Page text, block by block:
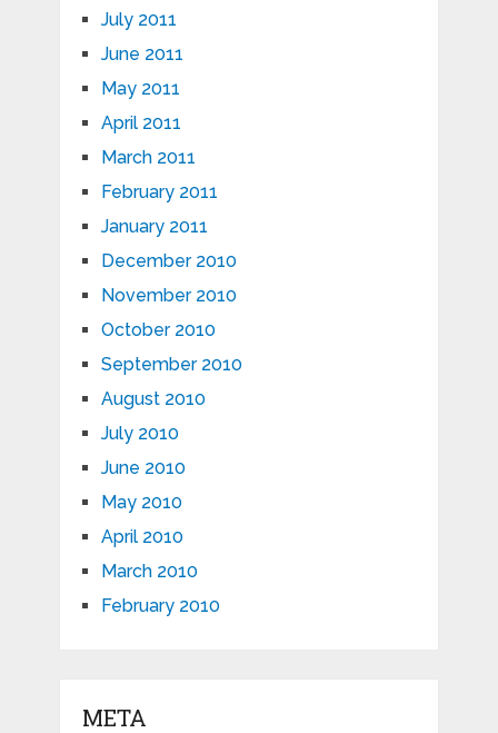
July 2011
June 2011
May 2011
April 2011
March 2011
February 2011
January 2011
December 2010
November 2010
October 2010
September 2010
August 2010
July 2010
June 2010
May 2010
April 2010
March 2010
February 2010
META